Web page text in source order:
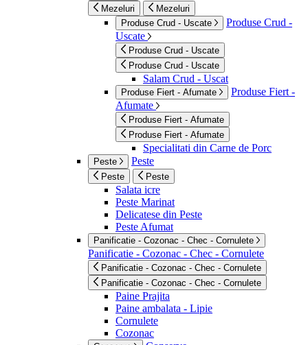
Mezeluri
Mezeluri
Produse Crud - Uscate
Produse Crud -
Uscate
Produse Crud - Uscate
Produse Crud - Uscate
Salam Crud - Uscat
Produse Fiert - Afumate
Produse Fiert -
Afumate
Produse Fiert - Afumate
Produse Fiert - Afumate
Specialitati din Carne de Porc
Peste Peste
Peste Peste
Salata icre
Peste Marinat
Delicatese din Peste
Peste Afumat
Panificatie - Cozonac - Chec - Cornulete
Panificatie - Cozonac - Chec - Cornulete
Panificatie - Cozonac - Chec - Cornulete
Panificatie - Cozonac - Chec - Cornulete
Paine Prajita
Paine ambalata - Lipie
Cornulete
Cozonac